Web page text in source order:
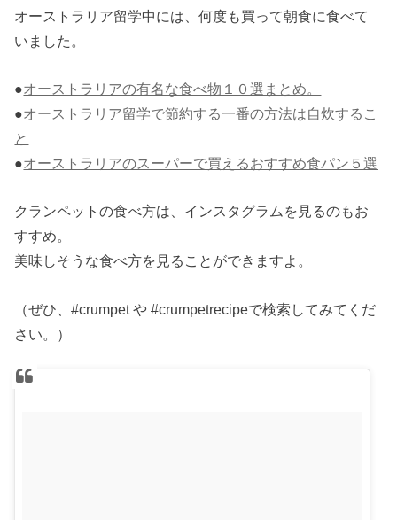
オーストラリア留学中には、何度も買って朝食に食べて
いました。
●オーストラリアの有名な食べ物１０選まとめ。
●オーストラリア留学で節約する一番の方法は自炊するこ
と
●オーストラリアのスーパーで買えるおすすめ食パン５選
クランペットの食べ方は、インスタグラムを見るのもお
すすめ。
美味しそうな食べ方を見ることができますよ。
（ぜひ、#crumpet や #crumpetrecipeで検索してみてくだ
さい。）